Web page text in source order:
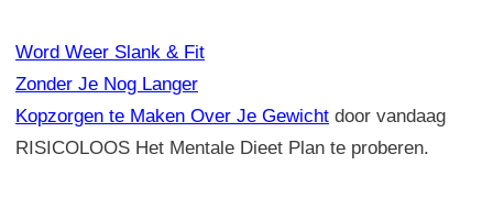
Word Weer Slank & Fit
Zonder Je Nog Langer
Kopzorgen te Maken Over Je Gewicht door vandaag
RISICOLOOS Het Mentale Dieet Plan te proberen.